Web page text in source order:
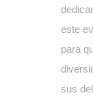
este
para
sus